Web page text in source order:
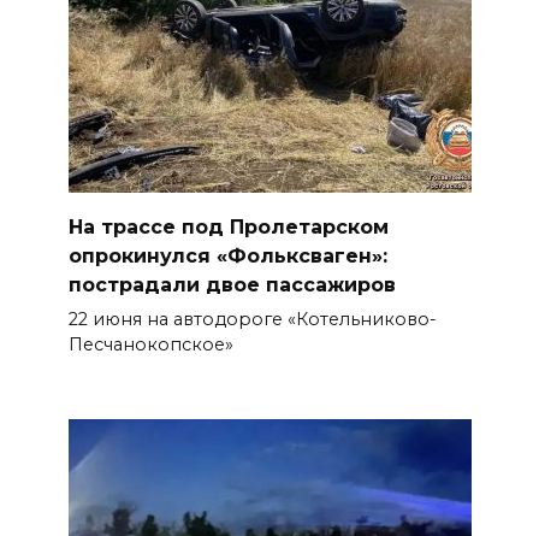
На трассе под Пролетарском
опрокинулся «Фольксваген»:
пострадали двое пассажиров
22 июня на автодороге «Котельниково-
Песчанокопское»